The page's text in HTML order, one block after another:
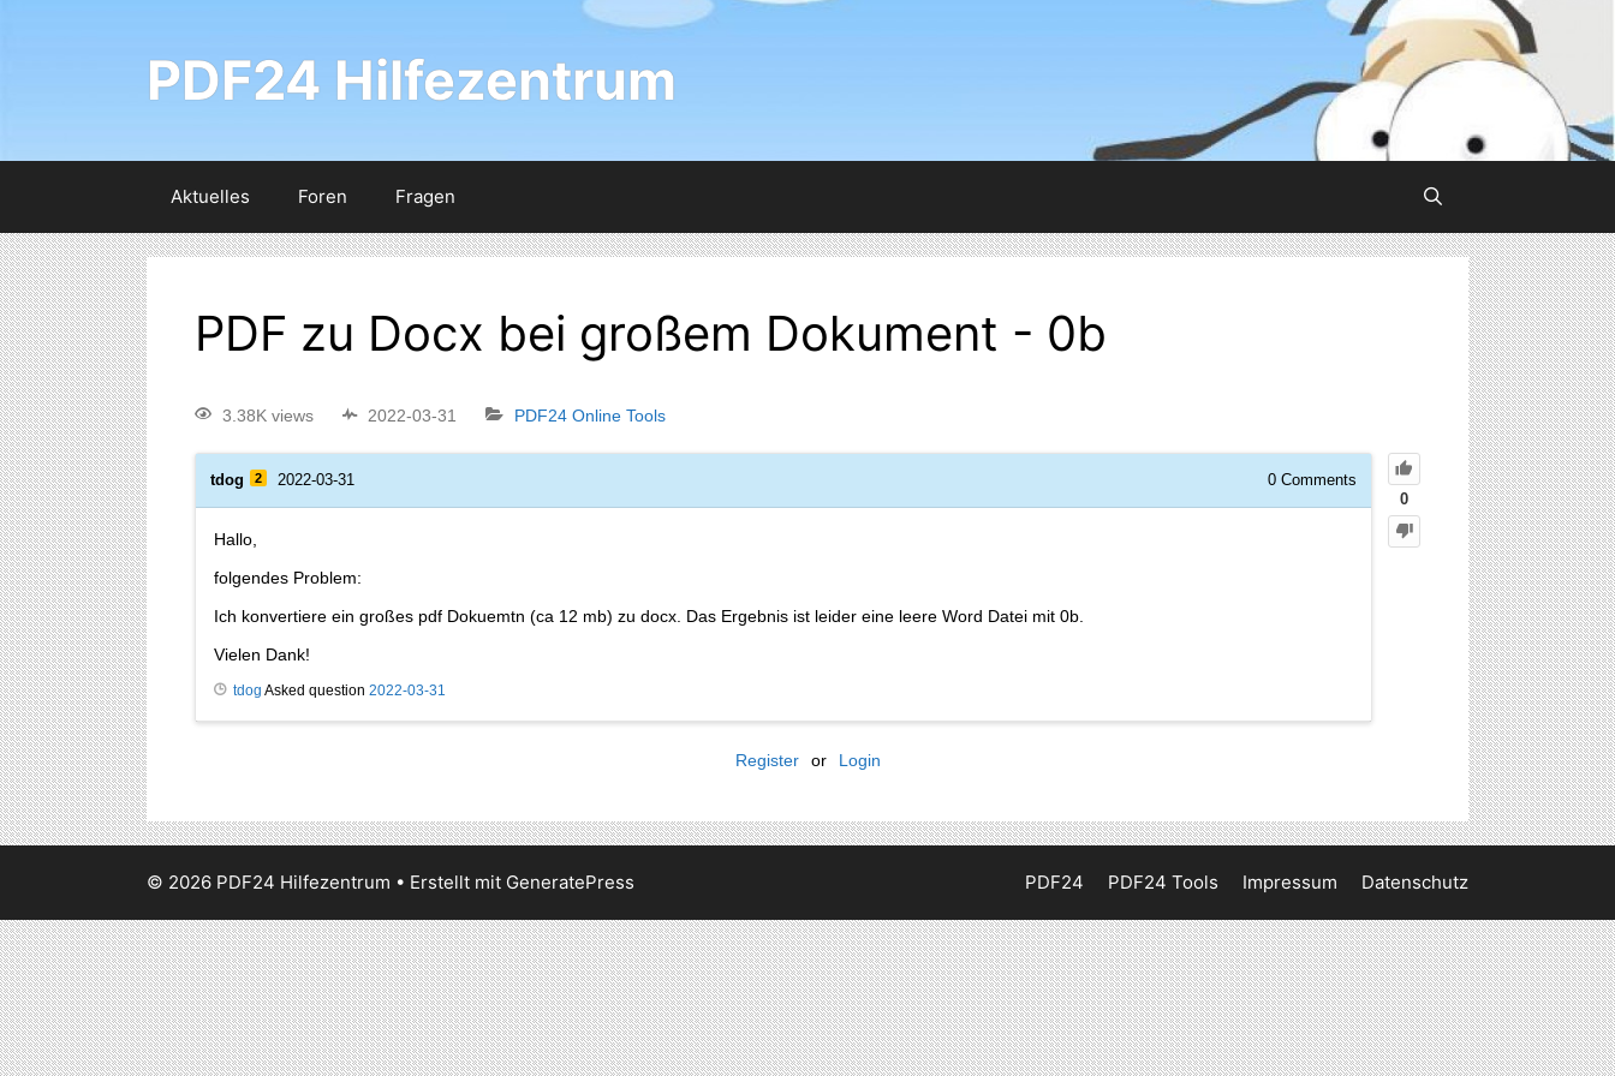
PDF24 Hilfezentrum
Aktuelles Foren Fragen
PDF zu Docx bei großem Dokument - 0b
3.38K views 2022-03-31 PDF24 Online Tools
0
tdog 2 2022-03-31 0 Comments
Hallo,
folgendes Problem:
Ich konvertiere ein großes pdf Dokuemtn (ca 12 mb) zu docx. Das Ergebnis ist leider eine leere Word Datei mit 0b.
Vielen Dank!
tdog Asked question 2022-03-31
Register or Login
PDF24 PDF24 Tools Impressum Datenschutz
© 2026 PDF24 Hilfezentrum • Erstellt mit GeneratePress